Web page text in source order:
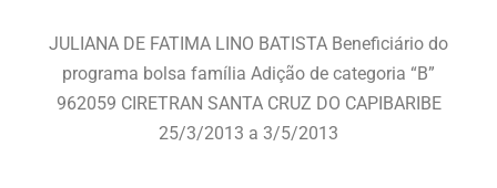
JULIANA DE FATIMA LINO BATISTA Beneficiário do
programa bolsa família Adição de categoria “B”
962059 CIRETRAN SANTA CRUZ DO CAPIBARIBE
25/3/2013 a 3/5/2013